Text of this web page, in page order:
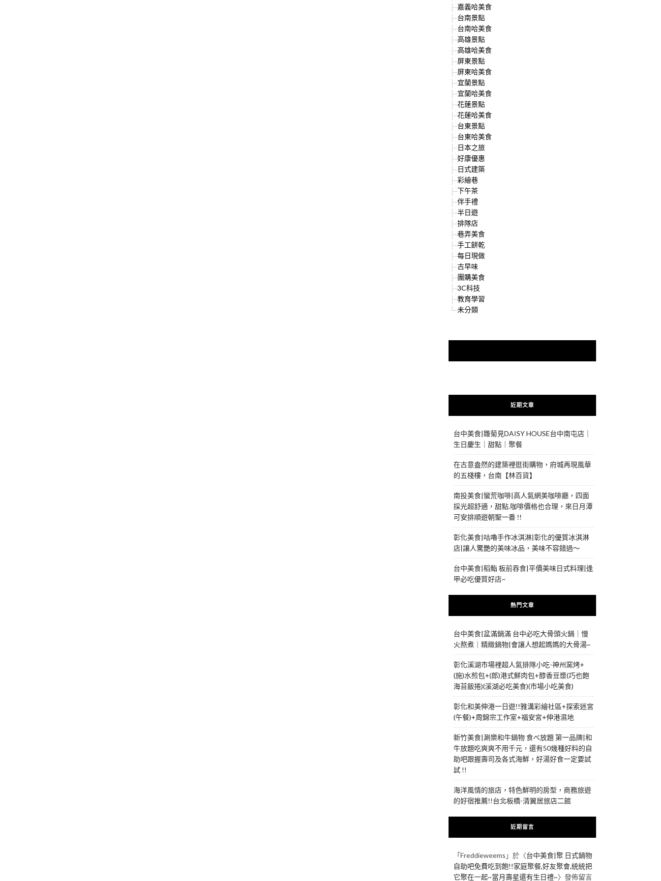
嘉義哈美食
台南景點
台南哈美食
高雄景點
高雄哈美食
屏東景點
屏東哈美食
宜蘭景點
宜蘭哈美食
花蓮景點
花蓮哈美食
台東景點
台東哈美食
日本之旅
好康優惠
日式建築
彩繪巷
下午茶
伴手禮
半日遊
排隊店
巷弄美食
手工餅乾
每日現做
古早味
團購美食
3C科技
教育學習
未分類
近期文章
台中美食|雛菊見DAISY HOUSE台中南屯店｜
生日慶生｜甜點｜聚餐
在古意盎然的建築裡逛街購物，府城再現風華
的五棧樓，台南【林百貨】
南投美食|蠻荒咖啡|高人氣網美咖啡廳，四面
採光超舒適，甜點.咖啡價格也合理，來日月潭
可安排順遊朝聖一番 !!
彰化美食|咕嚕手作冰淇淋|彰化的優質冰淇淋
店|讓人驚艷的美味冰品，美味不容錯過～
台中美食|稻鮨 板前吞食|平價美味日式料理|逢
甲必吃優質好店~
熱門文章
台中美食|盆滿鍋滿 台中必吃大骨頭火鍋｜慢
火熬煮｜精緻鍋物|會讓人想起媽媽的大骨湯~
彰化溪湖市場裡超人氣排隊小吃-神州窯烤+
(施)水煎包+(郎)港式鮮肉包+醇香豆漿(巧也飽
海苔飯捲)(溪湖必吃美食)(市場小吃美食)
彰化和美伸港一日遊!!雅溝彩繪社區+探索迷宮
(午餐)+周錦宗工作室+福安宮+伸港濕地
新竹美食|涮樂和牛鍋物 食べ放題 第一品牌|和
牛放題吃爽爽不用千元，還有50幾種好料的自
助吧跟握壽司及各式海鮮，好湯好食一定要試
試 !!
海洋風情的旅店，特色鮮明的房型，商務旅遊
的好宿推薦!!台北板橋-清翼居旅店二館
近期留言
「Freddieweems 」於〈台中美食|聚 日式鍋物
自助吧免費吃到飽!!家庭聚餐,好友聚會,統統把
它聚在一起~當月壽星還有生日禮~〉發佈留言